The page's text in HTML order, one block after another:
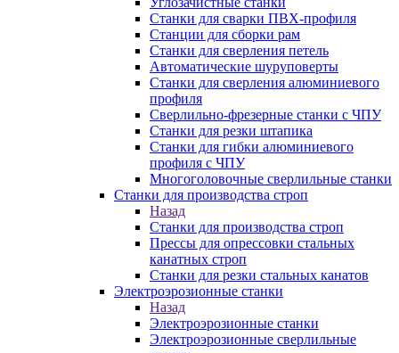
Станки для сварки ПВХ-профиля
Станции для сборки рам
Станки для сверления петель
Автоматические шуруповерты
Станки для сверления алюминиевого
профиля
Сверлильно-фрезерные станки с ЧПУ
Станки для резки штапика
Станки для гибки алюминиевого
профиля с ЧПУ
Многоголовочные сверлильные станки
Станки для производства строп
Назад
Станки для производства строп
Прессы для опрессовки стальных
канатных строп
Станки для резки стальных канатов
Электроэрозионные станки
Назад
Электроэрозионные станки
Электроэрозионные сверлильные